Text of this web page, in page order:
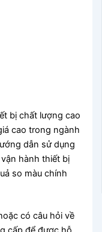
bị chất lượng cao
cao trong ngành
dẫn sử dụng
hành thiết bị
so màu chính
có câu hỏi về